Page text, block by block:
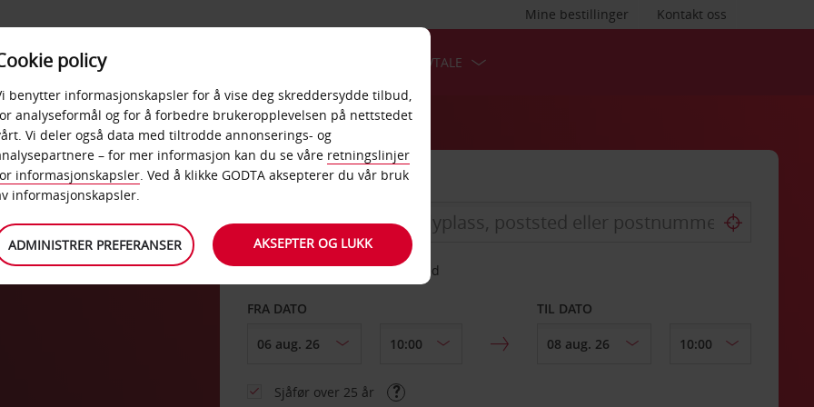
Kontakt oss
Mine bestillinger
PRODUKTER BEDRIFTSAVTALE
HENT FRA
Velg et annet leveringssted
FRA DATO TIL DATO
Sjåfør over 25 år
policy
benytter informasjonskapsler for å vise deg skreddersydde tilbud,
analyseformål og for å forbedre brukeropplevelsen på nettstedet
Vi deler også data med tiltrodde annonserings- og
– for mer informasjon kan du se våre retningslinjer
informasjonskapsler. Ved å klikke GODTA aksepterer du vår bruk
informasjonskapsler.
ADMINISTRER PREFERANSER AKSEPTER OG LUKK